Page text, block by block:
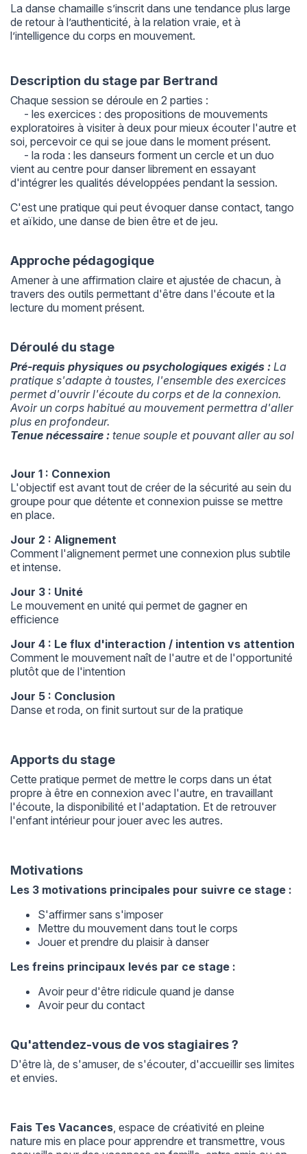
La danse chamaille s’inscrit dans une tendance plus large
de retour à l’authenticité, à la relation vraie, et à
l’intelligence du corps en mouvement.
Description du stage par Bertrand
Chaque session se déroule en 2 parties :
- les exercices : des propositions de mouvements
exploratoires à visiter à deux pour mieux écouter l'autre et
soi, percevoir ce qui se joue dans le moment présent.
- la roda : les danseurs forment un cercle et un duo
vient au centre pour danser librement en essayant
d'intégrer les qualités développées pendant la session.
C'est une pratique qui peut évoquer danse contact, tango
et aïkido, une danse de bien être et de jeu.
Approche pédagogique
Amener à une affirmation claire et ajustée de chacun, à
travers des outils permettant d'être dans l'écoute et la
lecture du moment présent.
Déroulé du stage
Pré-requis physiques ou psychologiques exigés : La
pratique s'adapte à toustes, l'ensemble des exercices
permet d'ouvrir l'écoute du corps et de la connexion.
Avoir un corps habitué au mouvement permettra d'aller
plus en profondeur.
Tenue nécessaire : tenue souple et pouvant aller au sol
Jour 1 : Connexion
L'objectif est avant tout de créer de la sécurité au sein du
groupe pour que détente et connexion puisse se mettre
en place.
Jour 2 : Alignement
Comment l'alignement permet une connexion plus subtile
et intense.
Jour 3 : Unité
Le mouvement en unité qui permet de gagner en
efficience
Jour 4 : Le flux d'interaction / intention vs attention
Comment le mouvement naît de l'autre et de l'opportunité
plutôt que de l'intention
Jour 5 : Conclusion
Danse et roda, on finit surtout sur de la pratique
Apports du stage
Cette pratique permet de mettre le corps dans un état
propre à être en connexion avec l'autre, en travaillant
l'écoute, la disponibilité et l'adaptation. Et de retrouver
l'enfant intérieur pour jouer avec les autres.
Motivations
Les 3 motivations principales pour suivre ce stage :
S'affirmer sans s'imposer
Mettre du mouvement dans tout le corps
Jouer et prendre du plaisir à danser
Les freins principaux levés par ce stage :
Avoir peur d'être ridicule quand je danse
Avoir peur du contact
Qu'attendez-vous de vos stagiaires ?
D'être là, de s'amuser, de s'écouter, d'accueillir ses limites
et envies.
Fais Tes Vacances , espace de créativité en pleine
nature mis en place pour apprendre et transmettre, vous